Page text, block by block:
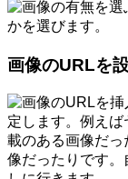
かを選びます。
画像のURLを
定します。例え
載のある画像だ
像だったりです